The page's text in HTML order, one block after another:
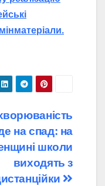
на спад: на
школи
виходять з